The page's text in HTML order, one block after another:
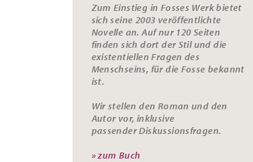
Zum Einstieg in Fosses Werk bietet
sich seine 2003 veröffentlichte
Novelle an. Auf nur 120 Seiten
finden sich dort der Stil und die
existentiellen Fragen des
Menschseins, für die Fosse bekannt
ist.
Wir stellen den Roman und den
Autor vor, inklusive
passenderDiskussionsfragen.
» zum Buch